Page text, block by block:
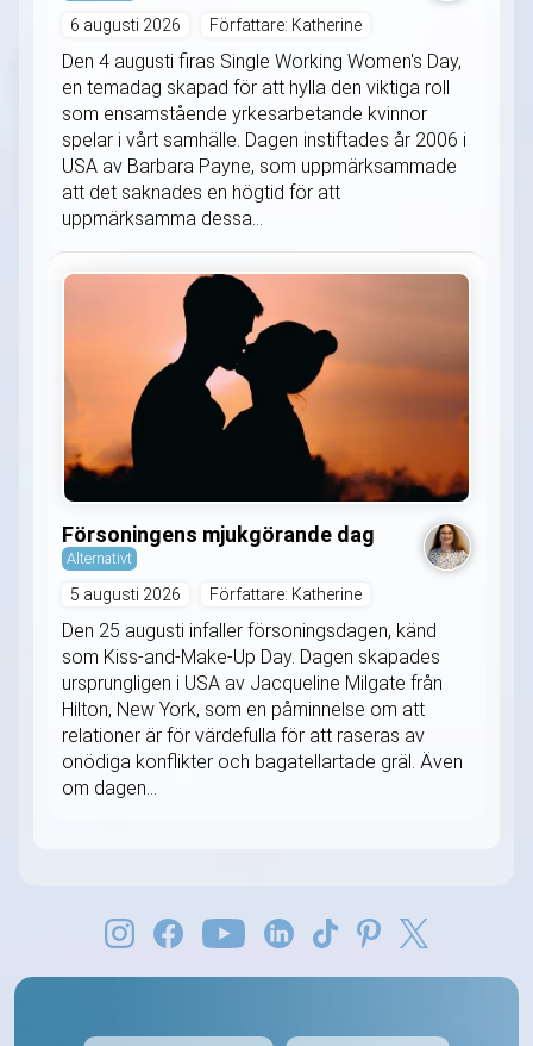
6 augusti 2026 Författare: Katherine
Den 4 augusti firas Single Working Women's Day,
en temadag skapad för att hylla den viktiga roll
som ensamstående yrkesarbetande kvinnor
spelar i vårt samhälle. Dagen instiftades år 2006 i
USA av Barbara Payne, som uppmärksammade
att det saknades en högtid för att
uppmärksamma dessa...
Försoningens mjukgörande dag
Alternativt
5 augusti 2026 Författare: Katherine
Den 25 augusti infaller försoningsdagen, känd
som Kiss-and-Make-Up Day. Dagen skapades
ursprungligen i USA av Jacqueline Milgate från
Hilton, New York, som en påminnelse om att
relationer är för värdefulla för att raseras av
onödiga konflikter och bagatellartade gräl. Även
om dagen...